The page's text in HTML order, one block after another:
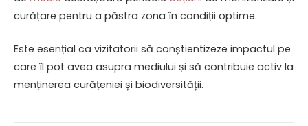
curățare pentru a păstra zona în condiții optime.
Este esențial ca vizitatorii să conștientizeze impactul pe
care îl pot avea asupra mediului și să contribuie activ la
menținerea curățeniei și biodiversității.